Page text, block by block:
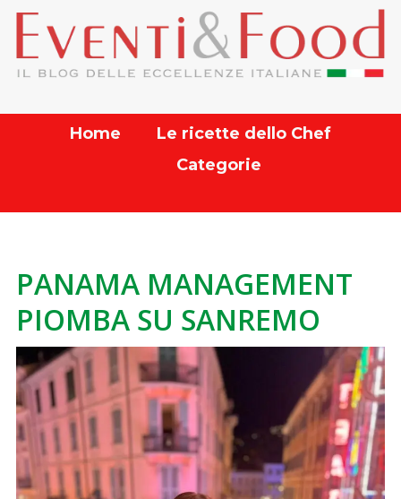
Home
Le ricette dello Chef
Categorie
PANAMA MANAGEMENT
PIOMBA SU SANREMO